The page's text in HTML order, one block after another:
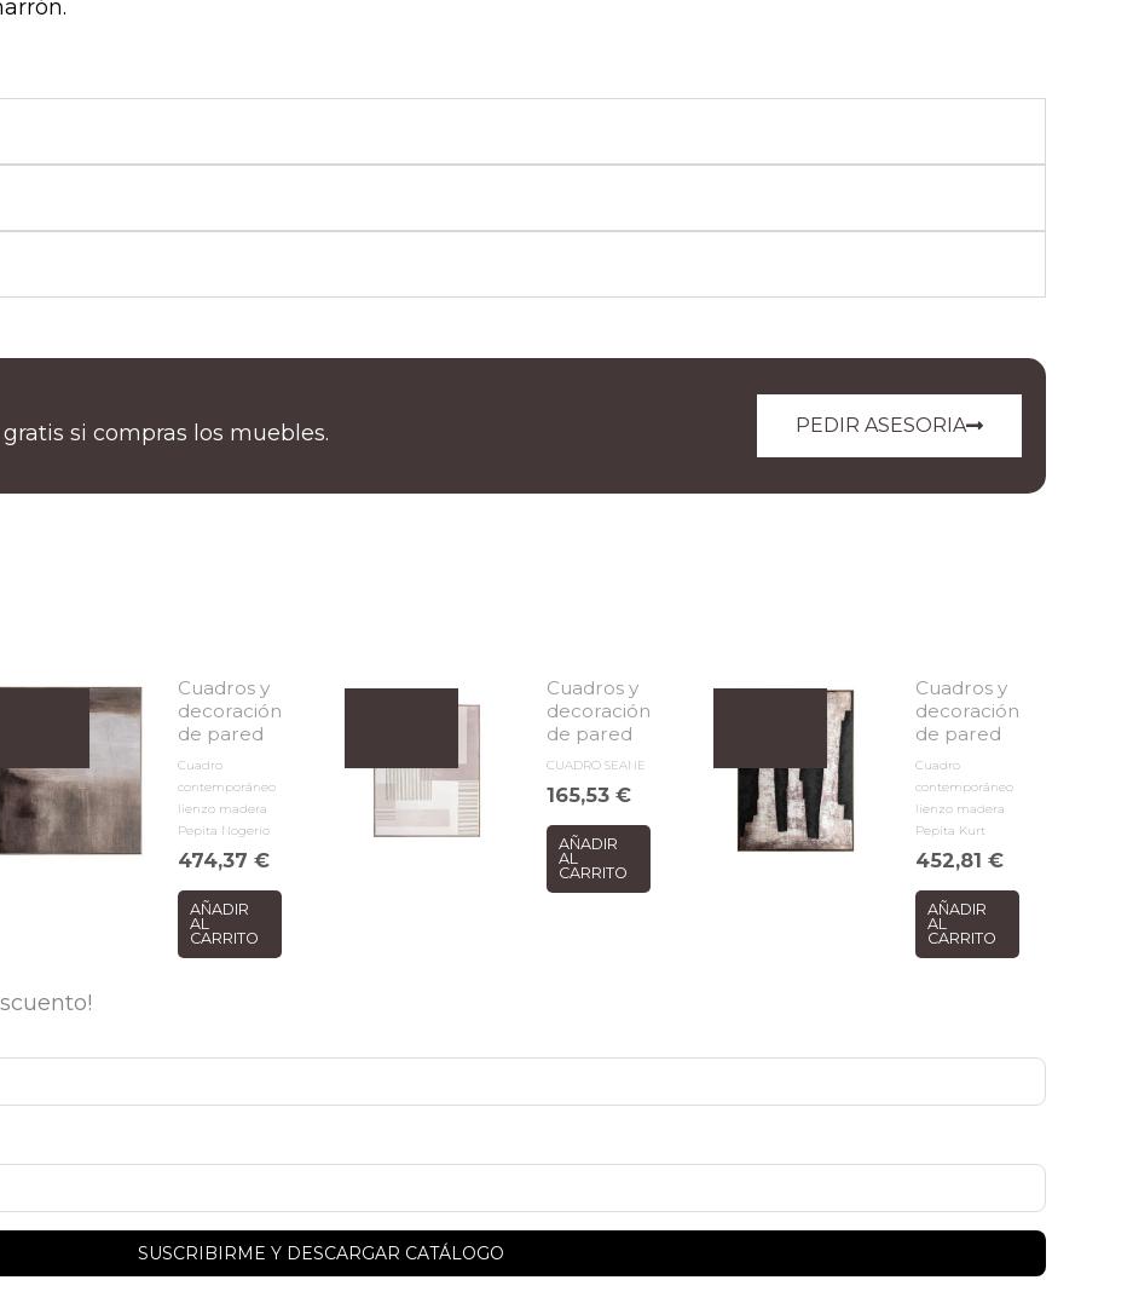
PEDIR ASESORIA
si compras los muebles.
Cuadros y
decoración
de pared
Cuadro
contemporáneo
lienzo madera
Pepita Nogerio
474,37€
AÑADIR
AL
CARRITO
Cuadros y
decoración
de pared
CUADRO SEANE
165,53€
AÑADIR
AL
CARRITO
Cuadros y
decoración
de pared
Cuadro
contemporáneo
lienzo madera
Pepita Kurt
452,81€
AÑADIR
AL
CARRITO